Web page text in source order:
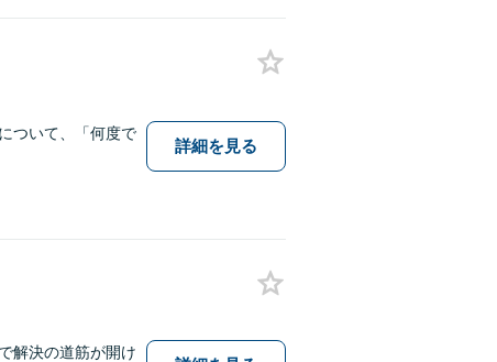
ついて、「何度で
詳細を見る
解決の道筋が開け